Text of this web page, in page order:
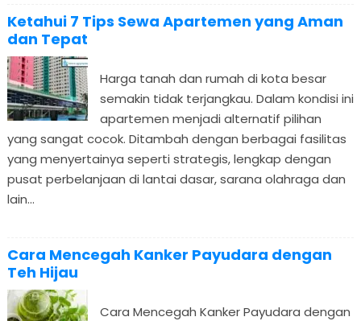
Ketahui 7 Tips Sewa Apartemen yang Aman
dan Tepat
Harga tanah dan rumah di kota besar
semakin tidak terjangkau. Dalam kondisi ini
apartemen menjadi alternatif pilihan
yang sangat cocok. Ditambah dengan berbagai fasilitas
yang menyertainya seperti strategis, lengkap dengan
pusat perbelanjaan di lantai dasar, sarana olahraga dan
lain...
Cara Mencegah Kanker Payudara dengan
Teh Hijau
Cara Mencegah Kanker Payudara dengan